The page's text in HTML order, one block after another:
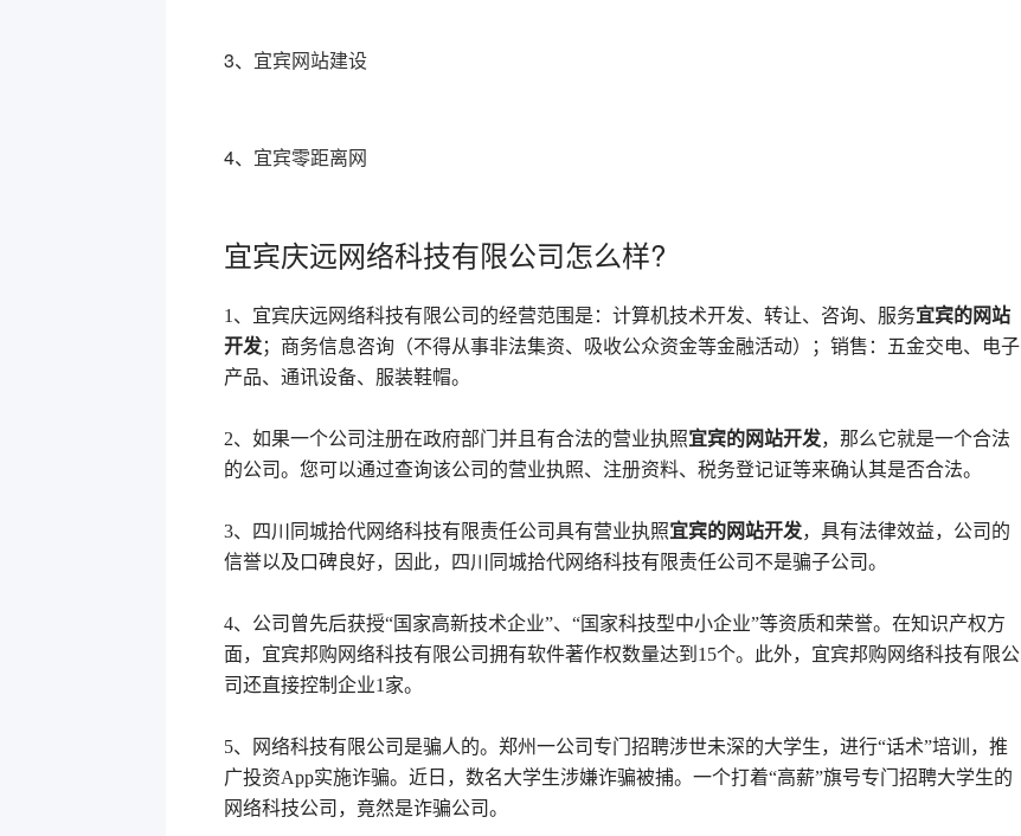
3、 宜宾网站建设
4、 宜宾零距离网
宜宾庆远网络科技有限公司怎么样?
1、宜宾庆远网络科技有限公司的经营范围是：计算机技术开发、转让、咨询、服务宜宾的网站
开发；商务信息咨询（不得从事非法集资、吸收公众资金等金融活动）；销售：五金交电、电子
产品、通讯设备、服装鞋帽。
2、如果一个公司注册在政府部门并且有合法的营业执照宜宾的网站开发，那么它就是一个合法
的公司。您可以通过查询该公司的营业执照、注册资料、税务登记证等来确认其是否合法。
3、四川同城拾代网络科技有限责任公司具有营业执照宜宾的网站开发，具有法律效益，公司的
信誉以及口碑良好，因此，四川同城拾代网络科技有限责任公司不是骗子公司。
4、公司曾先后获授“国家高新技术企业”、“国家科技型中小企业”等资质和荣誉。在知识产权方
面，宜宾邦购网络科技有限公司拥有软件著作权数量达到15个。此外，宜宾邦购网络科技有限公
司还直接控制企业1家。
5、网络科技有限公司是骗人的。郑州一公司专门招聘涉世未深的大学生，进行“话术”培训，推
广投资App实施诈骗。近日，数名大学生涉嫌诈骗被捕。一个打着“高薪”旗号专门招聘大学生的
网络科技公司，竟然是诈骗公司。